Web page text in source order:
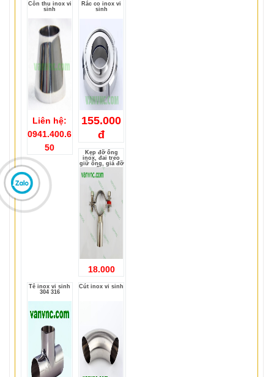
Côn thu inox vi
sinh
Liên hệ:
0941.400.6
50
Rắc co inox vi
sinh
155.000
đ
Kẹp đỡ ống
inox, đai treo
giữ ống, giá đỡ
ống
18.000
Tê inox vi sinh
304 316
Cút inox vi sinh